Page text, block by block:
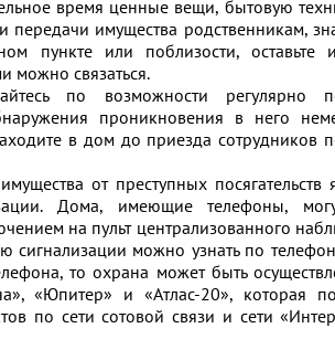
время ценные вещи, бытовую
передачи имущества родственникам,
пункте или поблизости, оставьте
можно связаться.
по возможности регулярно
проникновения в него
в дом до приезда сотрудников
от преступных посягательств
Дома, имеющие телефоны,
на пульт централизованного
можно узнать по
то охрана может быть
«Юпитер» и «Атлас-20», которая
по сети сотовой связи и сети